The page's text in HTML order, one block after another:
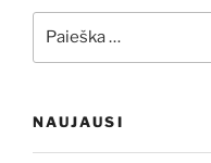
NAUJAUSI